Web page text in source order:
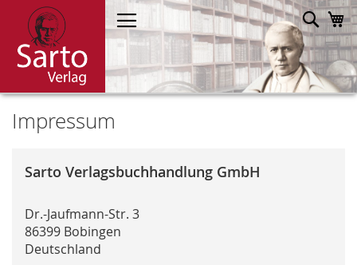
Direkt
zum
Inhalt
Impressum
Sarto Verlagsbuchhandlung GmbH
Dr.-Jaufmann-Str. 3
86399 Bobingen
Deutschland